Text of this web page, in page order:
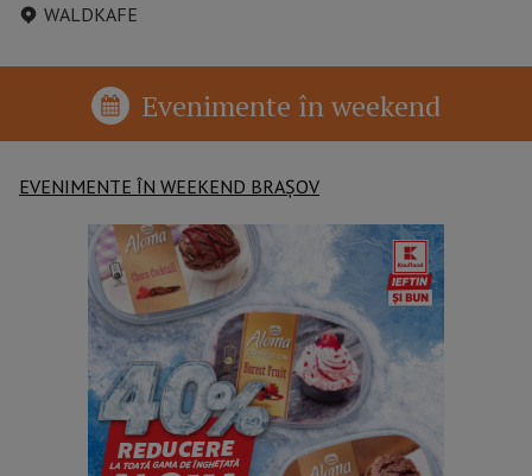
WALDKAFE
Evenimente în weekend
EVENIMENTE ÎN WEEKEND BRAȘOV